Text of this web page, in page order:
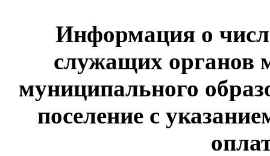
Информация о
служащих органов
муниципального
поселение с